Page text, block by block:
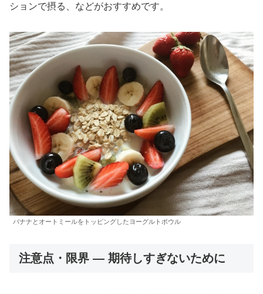
ションで摂る、などがおすすめです。
バナナとオートミールをトッピングしたヨーグルトボウル
注意点・限界 — 期待しすぎないために